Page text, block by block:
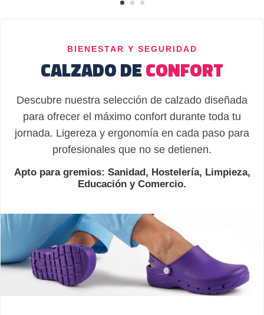
BIENESTAR Y SEGURIDAD
CALZADO DECONFORT
Descubre nuestra selección de calzado diseñada
para ofrecer el máximo confort durante toda tu
jornada. Ligereza y ergonomía en cada paso para
profesionales que no se detienen.
Apto para gremios: Sanidad, Hostelería, Limpieza,
Educación y Comercio.